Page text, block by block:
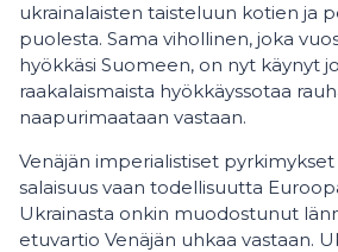
ukrainalaisten taisteluun kotien ja
puolesta. Sama vihollinen, joka
hyökkäsi Suomeen, on nyt käynyt
raakalaismaista hyökkäyssotaa
naapurimaataan vastaan.
Venäjän imperialistiset
salaisuus vaan todellisuutta
Ukrainasta onkin muodostunut
etuvartio Venäjän uhkaa vastaan.